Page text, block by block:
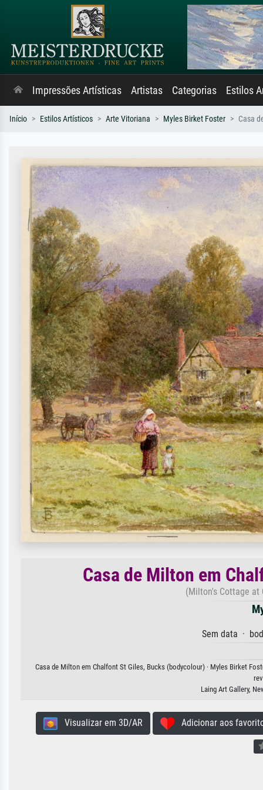
Impressões Artísticas Artistas Categorias Estilos
Início Estilos Artísticos Arte Vitoriana Myles Birket Foster Casa
Casa de Milton em
(Milton's Cottage at
Sem data ·
Casa de Milton em Chalfont St Giles, Bucks (bodycolour) · Myles Birket
Laing Art Gallery,
Visualizar em 3D/AR Adicionar aos